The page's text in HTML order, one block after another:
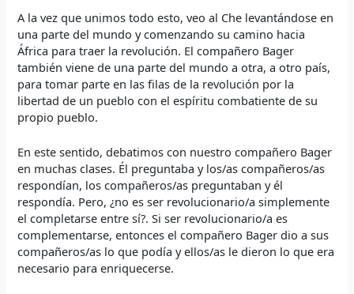
A la vez que unimos todo esto, veo al Che levantándose en
una parte del mundo y comenzando su camino hacia
África para traer la revolución. El compañero Bager
también viene de una parte del mundo a otra, a otro país,
para tomar parte en las filas de la revolución por la
libertad de un pueblo con el espíritu combatiente de su
propio pueblo.
En este sentido, debatimos con nuestro compañero Bager
en muchas clases. Él preguntaba y los/as compañeros/as
respondían, los compañeros/as preguntaban y él
respondía. Pero, ¿no es ser revolucionario/a simplemente
el completarse entre sí?. Si ser revolucionario/a es
complementarse, entonces el compañero Bager dio a sus
compañeros/as lo que podía y ellos/as le dieron lo que era
necesario para enriquecerse.